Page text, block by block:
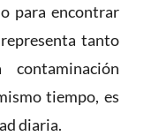
para encontrar
tanto
tiempo, es
diaria.